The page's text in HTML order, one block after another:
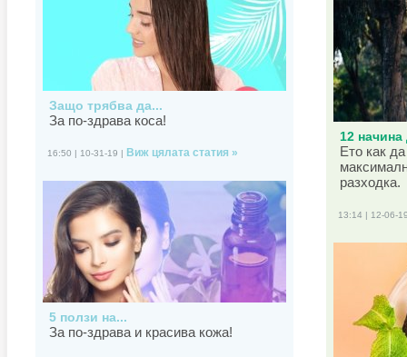
Защо трябва да...
За по-здрава коса!
16:50 | 10-31-19 | Виж цялата статия »
5 ползи на...
За по-здрава и красива кожа!
12 начина
Ето как
разходка.
13:14 | 12-06-